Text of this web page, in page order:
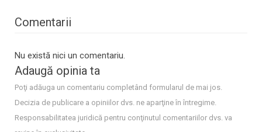
Comentarii
Nu există nici un comentariu.
Adaugă opinia ta
Poţi adăuga un comentariu completând formularul de mai jos.
Decizia de publicare a opiniilor dvs. ne aparţine în întregime.
Responsabilitatea juridică pentru conţinutul comentariilor dvs. va